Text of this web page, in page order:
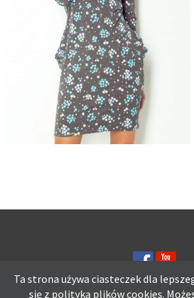
Ta strona używa ciasteczek dla
się z polityką plikówcookies.